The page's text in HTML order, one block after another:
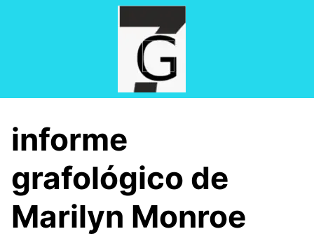
informe
grafológico de
Marilyn Monroe